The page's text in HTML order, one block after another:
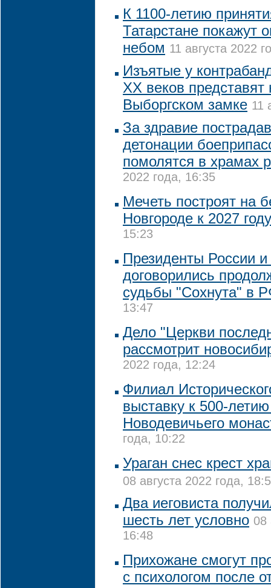
К 1100-летию
Татарстане покажут
небом 11 августа 2022
Изъятые у
XX веков
Выборгском замке 11
За здравие
детонации
помолятся в храмах
2022 года, 16:35
Мечеть построят на
Новгороде к 2027 году
15:23
Президенты России
договорились
судьбы "Сохнута" в
13:47
Дело "Церкви
рассмотрит
2022 года, 12:24
Филиал
выставку к 500-
Новодевичьего
года, 10:22
Ураган снес крест
08 августа 2022 года,
Два иеговиста
шесть лет условно 08
16:48
Прихожане смогут
с психологом после